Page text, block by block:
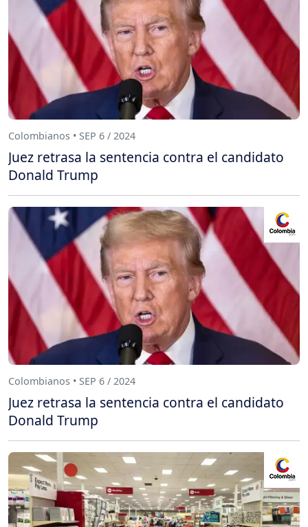
Colombianos • SEP 6 / 2024
Juez retrasa la sentencia contra el candidato
Donald Trump
Colombianos • SEP 6 / 2024
Juez retrasa la sentencia contra el candidato
Donald Trump